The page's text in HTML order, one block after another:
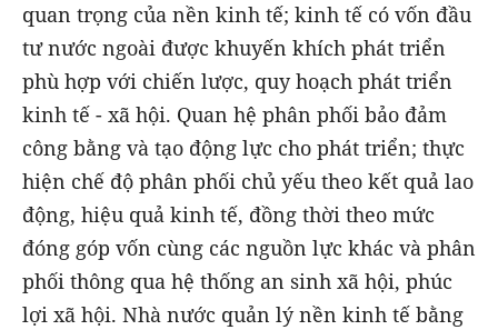
quan trọng của nền kinh tế; kinh tế có vốn đầu
tư nước ngoài được khuyến khích phát triển
phù hợp với chiến lược, quy hoạch phát triển
kinh tế - xã hội. Quan hệ phân phối bảo đảm
công bằng và tạo động lực cho phát triển; thực
hiện chế độ phân phối chủ yếu theo kết quả lao
động, hiệu quả kinh tế, đồng thời theo mức
đóng góp vốn cùng các nguồn lực khác và phân
phối thông qua hệ thống an sinh xã hội, phúc
lợi xã hội. Nhà nước quản lý nền kinh tế bằng